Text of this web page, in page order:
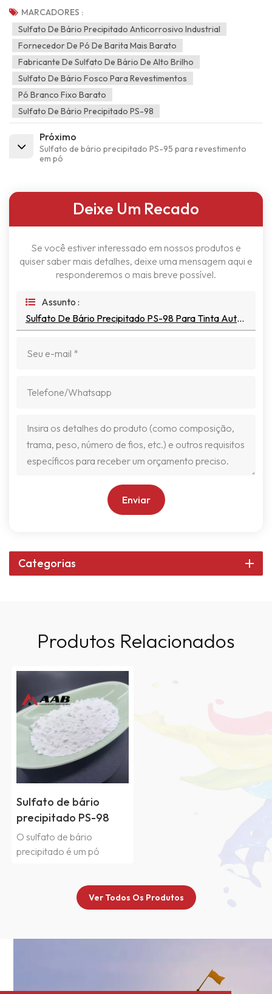
MARCADORES :
Sulfato De Bário Precipitado Anticorrosivo Industrial
Fornecedor De Pó De Barita Mais Barato
Fabricante De Sulfato De Bário De Alto Brilho
Sulfato De Bário Fosco Para Revestimentos
Pó Branco Fixo Barato
Sulfato De Bário Precipitado PS-98
Próximo
Sulfato de bário precipitado PS-95 para revestimento
em pó
Deixe Um Recado
Se você estiver interessado em nossos produtos e
quiser saber mais detalhes, deixe uma mensagem aqui e
responderemos o mais breve possível.
Assunto :
Sulfato De Bário Precipitado PS-98 Para Tinta Automotiva
Enviar
Categorias
Produtos Relacionados
Sulfato de bário
precipitado PS-98
para tinta
automotiva
O sulfato de bário
precipitado é um pó
precipitação química, e
suas propriedades físicas,
melhores que as do sulfato
Ver Todos Os Produtos